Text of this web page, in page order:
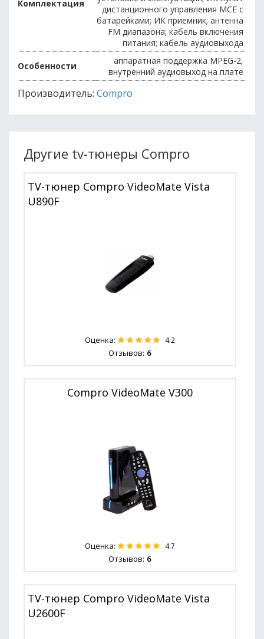
Комплектация
дистанционного управления MCE с
батарейками; ИК приемник; антенна
FM диапазона; кабель включения
питания; кабель аудиовыхода
Особенности
аппаратная поддержка MPEG-2,
внутренний аудиовыход на плате
Производитель: Compro
Другие tv-тюнеры Compro
TV-тюнер Compro VideoMate Vista
U890F
Оценка: 4.2
Отзывов: 6
Compro VideoMate V300
Оценка: 4.7
Отзывов: 6
TV-тюнер Compro VideoMate Vista
U2600F